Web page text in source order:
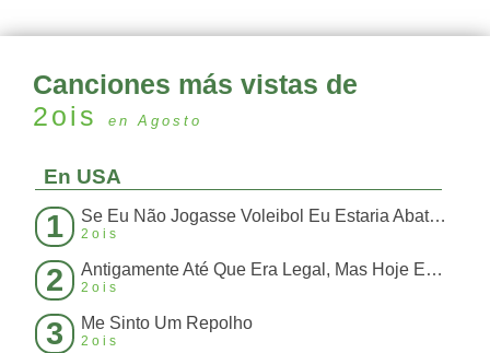
Canciones más vistas de
2ois
en Agosto
En USA
1 Se Eu Não Jogasse Voleibol Eu Estaria Abatendo Boi
2ois
2 Antigamente Até Que Era Legal, Mas Hoje Em Dia Perdeu a Graça
2ois
3 Me Sinto Um Repolho
2ois